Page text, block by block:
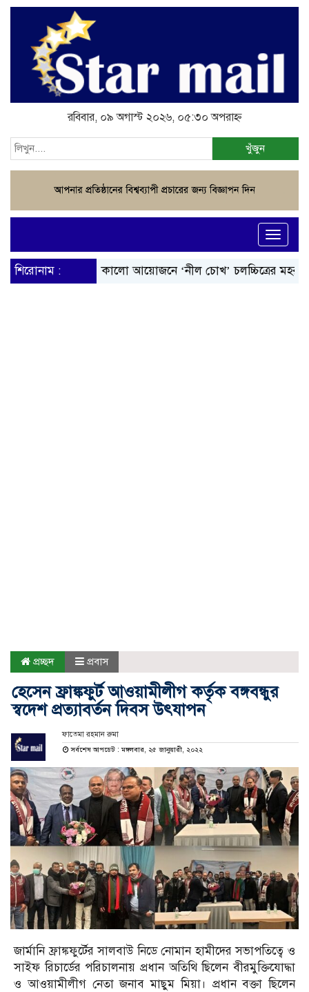
রবিবার, ০৯ অগাস্ট ২০২৬, ০৫:৩০ অপরাহ্ন
খুঁজুন
Toggle
শিরোনাম : জমকালো আয়োজনে ‘নীল চোখ’ চলচ্চিত্রের মহরত
প্রচ্ছদ প্রবাস
হেসেন ফ্রাঙ্কফুর্ট আওয়ামীলীগ কর্তৃক বঙ্গবন্ধুর
স্বদেশ প্রত্যাবর্তন দিবস উৎযাপন
ফাতেমা রহমান রুমা
সর্বশেষ আপডেট : মঙ্গলবার, ২৫ জানুয়ারী, ২০২২
জার্মানি ফ্রাঙ্কফুর্টের সালবাউ নিডে নোমান হামীদের সভাপতিত্বে ও
সাইফ রিচার্ডের পরিচালনায় প্রধান অতিথি ছিলেন বীরমুক্তিযোদ্ধা
ও আওয়ামীলীগ নেতা জনাব মাছুম মিয়া। প্রধান বক্তা ছিলেন